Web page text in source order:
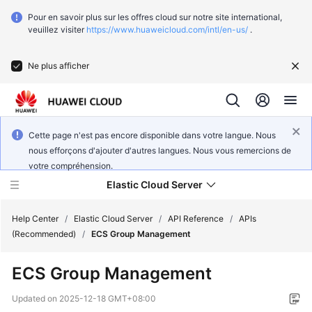
Pour en savoir plus sur les offres cloud sur notre site international,
veuillez visiter https://www.huaweicloud.com/intl/en-us/ .
Ne plus afficher
Cette page n'est pas encore disponible dans votre langue. Nous
nous efforçons d'ajouter d'autres langues. Nous vous remercions de
votre compréhension.
Elastic Cloud Server
New
Help Center / Elastic Cloud Server / API Reference / APIs
(Recommended)
/ ECS Group Management
ECS Group Management
Updated on 2025-12-18 GMT+08:00